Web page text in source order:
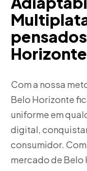
Horizonte
Com a nossa
Belo Horizonte
uniforme em
digital,
consumidor.
mercado de Belo